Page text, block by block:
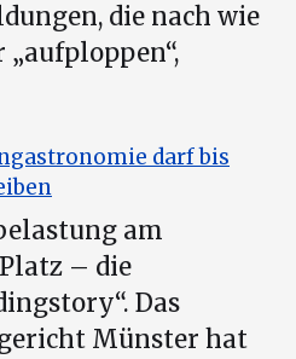
die nach wie
darf bis
am
– die
Das
Münster hat